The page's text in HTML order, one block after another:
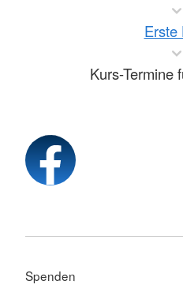
Erste
Kurs-Termine
Spenden